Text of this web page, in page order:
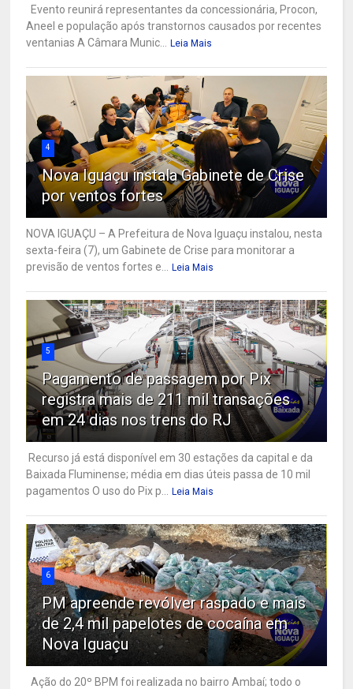
Evento reunirá representantes da concessionária, Procon,
Aneel e população após transtornos causados por recentes
ventanias A Câmara Munic...
Leia Mais
4
Nova Iguaçu instala Gabinete de Crise
por ventos fortes
NOVA IGUAÇU – A Prefeitura de Nova Iguaçu instalou, nesta
sexta-feira (7), um Gabinete de Crise para monitorar a
previsão de ventos fortes e...
Leia Mais
5
Pagamento de passagem por Pix
registra mais de 211 mil transações
em 24 dias nos trens do RJ
Recurso já está disponível em 30 estações da capital e da
Baixada Fluminense; média em dias úteis passa de 10 mil
pagamentos O uso do Pix p...
Leia Mais
6
PM apreende revólver raspado e mais
de 2,4 mil papelotes de cocaína em
Nova Iguaçu
Ação do 20º BPM foi realizada no bairro Ambaí; todo o